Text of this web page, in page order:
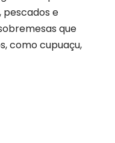
pescados e
que
como cupuaçu,